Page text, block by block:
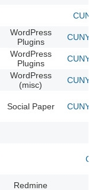
WordPress
Plugins
CUNY
WordPress
Plugins
CUNY
WordPress
(misc)
CUNY
Social Paper CUNY
Redmine